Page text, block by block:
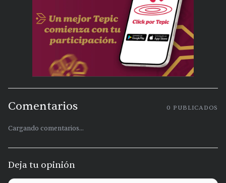
Comentarios 0 PUBLICADOS
Cargando comentarios...
Deja tu opinión